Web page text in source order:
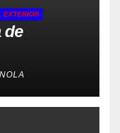
EXTERIOR
de